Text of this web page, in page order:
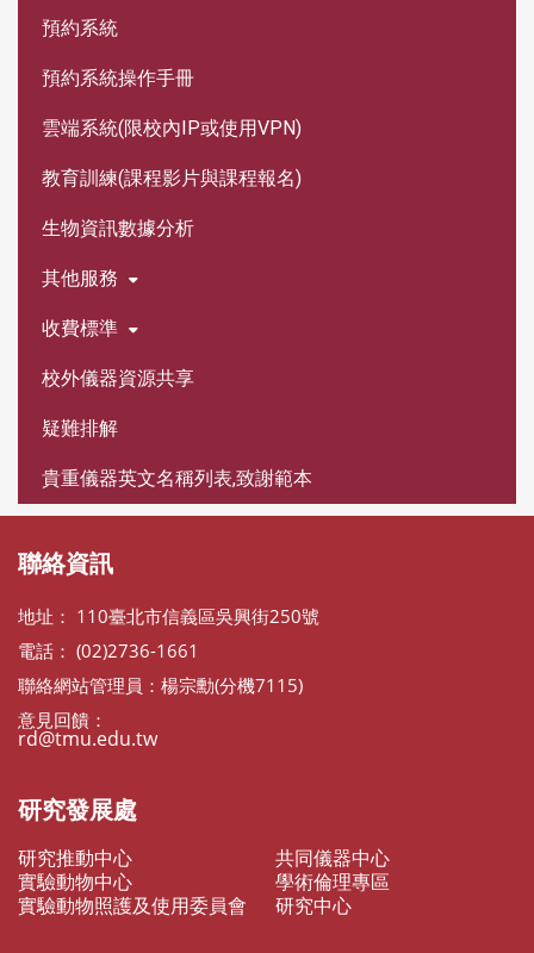
預約系統
預約系統操作手冊
雲端系統(限校內IP或使用VPN)
教育訓練(課程影片與課程報名)
生物資訊數據分析
其他服務
收費標準
校外儀器資源共享
疑難排解
貴重儀器英文名稱列表,致謝範本
聯絡資訊
地址： 110臺北市信義區吳興街250號
電話： (02)2736-1661
聯絡網站管理員：楊宗勳(分機7115)
意見回饋：
rd@tmu.edu.tw
研究發展處
研究推動中心
共同儀器中心
實驗動物中心
學術倫理專區
實驗動物照護及使用委員會
研究中心